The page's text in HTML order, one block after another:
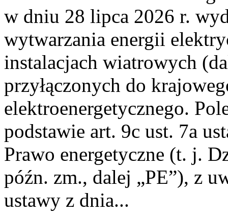
w dniu 28 lipca 2026 r.
wytwarzania energii
instalacjach wiatrowych
przyłączonych do
elektroenergetycznego.
podstawie art. 9c ust. 7a
Prawo energetyczne (t. j.
późn. zm., dalej „PE”), z
ustawy z dnia...